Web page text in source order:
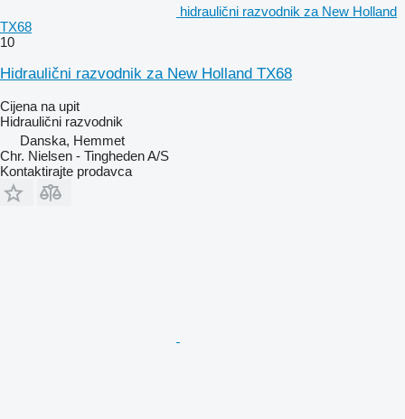
hidraulični razvodnik za New Holland
TX68
10
Hidraulični razvodnik za New Holland TX68
Cijena na upit
Hidraulični razvodnik
Danska, Hemmet
Chr. Nielsen - Tingheden A/S
Kontaktirajte prodavca